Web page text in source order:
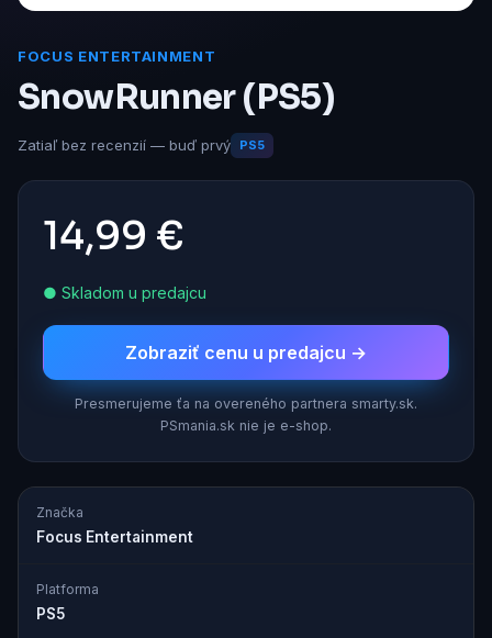
FOCUS ENTERTAINMENT
SnowRunner (PS5)
Zatiaľ bez recenzií — buď prvý PS5
14,99 €
● Skladom u predajcu
Zobraziť cenu u predajcu →
Presmerujeme ťa na overeného partnera smarty.sk.
PSmania.sk nie je e-shop.
Značka
Focus Entertainment
Platforma
PS5